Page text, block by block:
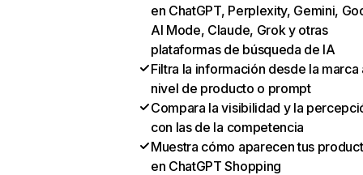
en ChatGPT, Perplexity, Gemini,
AI Mode, Claude, Grok y otras
plataformas de búsqueda de IA
Filtra la información desde la marca
nivel de producto o prompt
Compara la visibilidad y la
con las de la competencia
Muestra cómo aparecen tus
en ChatGPT Shopping